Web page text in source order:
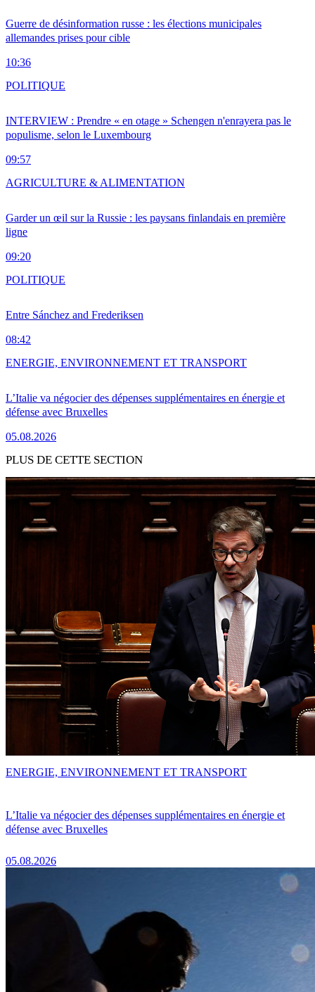
Guerre de désinformation russe : les élections municipales
allemandes prises pour cible
10:36
INTERVIEW : Prendre « en otage » Schengen n'enrayera pas le
populisme, selon le Luxembourg
09:57
POLITIQUE
Garder un œil sur la Russie : les paysans finlandais en première
ligne
09:20
AGRICULTURE & ALIMENTATION
Entre Sánchez and Frederiksen
08:42
POLITIQUE
L’Italie va négocier des dépenses supplémentaires en énergie et
défense avec Bruxelles
05.08.2026
ENERGIE, ENVIRONNEMENT ET TRANSPORT
PLUS DE CETTE SECTION
L’Italie va négocier des dépenses supplémentaires en énergie et
défense avec Bruxelles
05.08.2026
ENERGIE, ENVIRONNEMENT ET TRANSPORT